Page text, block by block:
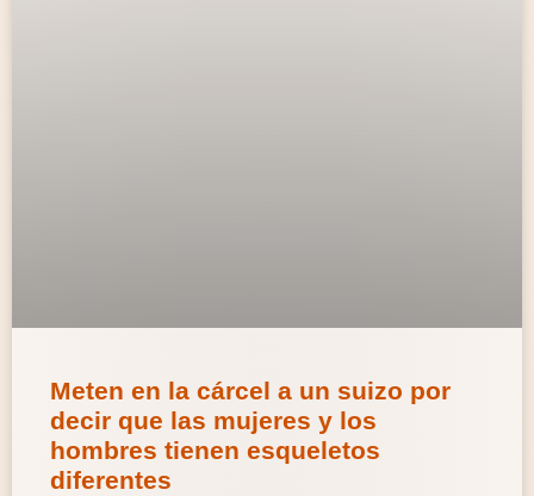
Meten en la cárcel a un suizo por
decir que las mujeres y los
hombres tienen esqueletos
diferentes